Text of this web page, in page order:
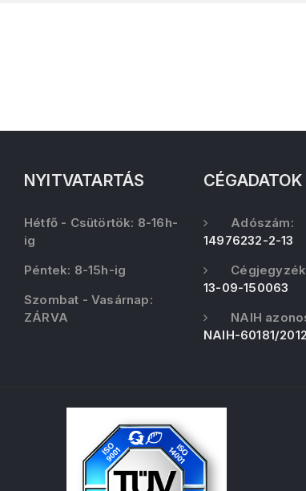
NYITVATARTÁS
Hétfő - Csütörtök: 8-16h-
ig
Péntek: 8-15h-ig
Szombat - Vasárnap:
ZÁRVA
CÉGADATOK
Adószám:
14976232-2-13
13-09-150063
NAIH
NAIH-60181/